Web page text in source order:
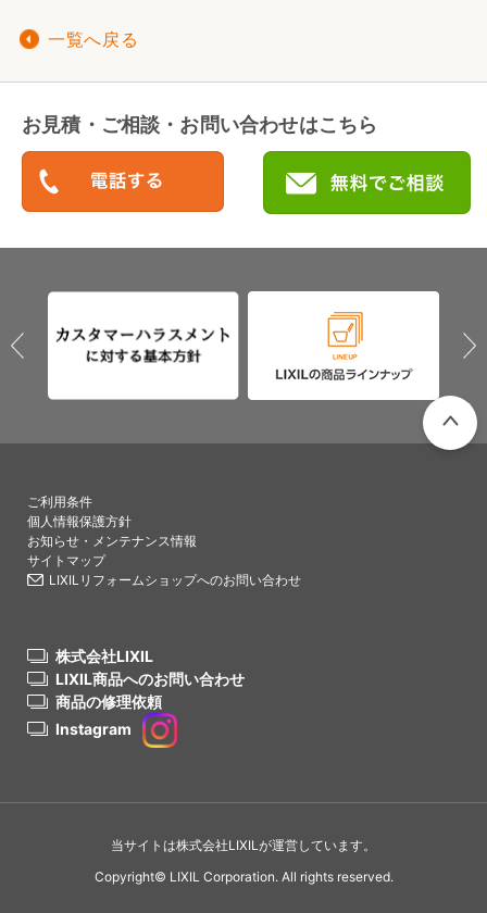
一覧へ戻る
お見積・ご相談・お問い合わせはこちら
ご利用条件
個人情報保護方針
お知らせ・メンテナンス情報
サイトマップ
LIXILリフォームショップへのお問い合わせ
株式会社LIXIL
LIXIL商品へのお問い合わせ
商品の修理依頼
Instagram
当サイトは株式会社LIXILが運営しています。
Copyright© LIXIL Corporation. All rights reserved.